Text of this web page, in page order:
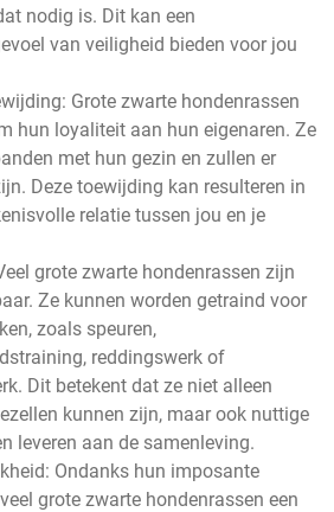
nodig is. Dit kan een
van veiligheid bieden voor jou
Grote zwarte hondenrassen
hun loyaliteit aan hun eigenaren. Ze
met hun gezin en zullen er
Deze toewijding kan resulteren in
relatie tussen jou en je
grote zwarte hondenrassen zijn
Ze kunnen worden getraind voor
zoals speuren,
reddingswerk of
Dit betekent dat ze niet alleen
kunnen zijn, maar ook nuttige
leveren aan de samenleving.
Ondanks hun imposante
grote zwarte hondenrassen een